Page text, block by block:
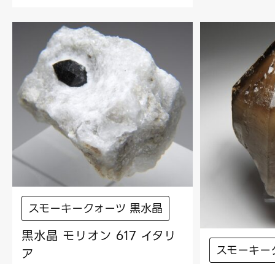
スモーキークォーツ 黒水晶
黒水晶 モリオン 617 イタリ
ア
スモーキ